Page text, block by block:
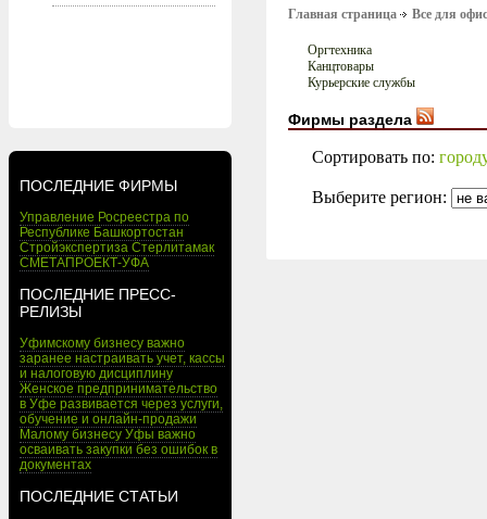
ПОСЛЕДНИЕ ФИРМЫ
Управление Росреестра по
Республике Башкортостан
Стройэкспертиза Стерлитамак
СМЕТАПРОЕКТ-УФА
ПОСЛЕДНИЕ ПРЕСС-
РЕЛИЗЫ
Уфимскому бизнесу важно
заранее настраивать учет, кассы
и налоговую дисциплину
Женское предпринимательство
в Уфе развивается через услуги,
обучение и онлайн-продажи
Малому бизнесу Уфы важно
осваивать закупки без ошибок в
документах
ПОСЛЕДНИЕ СТАТЬИ
Главная страница Все для
Оргтехника
Канцтовары
Курьерские службы
Фирмы раздела
Сортировать по:
Выберите регион: